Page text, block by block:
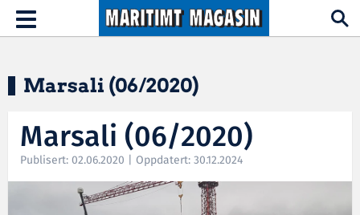
Hopp til hovedinnhold
Toggle
navigation
Marsali (06/2020)
Marsali (06/2020)
Publisert: 02.06.2020 | Oppdatert: 30.12.2024